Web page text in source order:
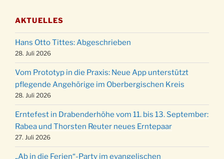
11.12.
Puer-Natus weihnachtliches Brauchtum am
Robert-Gassner-Hof um 17:00 Uhr
19.12.
Kinderbibeltag im Ev. Gemeindehaus von 10-
12 Uhr
20.12.
Weihnachts-Konzert des Honterus Chors in
der Kirche um 17:00 Uhr
24.12.
Familiengottesdienst mit Krippenspiel im Ev.
Gemeindehaus um 15:00 Uhr
24.12. Familiengottesdienst in der FeG um 16 Uhr
24.12.
Weihnachtsgottesdienst in der Kirche um
AKTUELLES
Hans Otto Tittes: Abgeschrieben
28. Juli 2026
Vom Prototyp in die Praxis: Neue App unterstützt
pflegende Angehörige im Oberbergischen Kreis
28. Juli 2026
Erntefest in Drabenderhöhe vom 11. bis 13. September:
Rabea und Thorsten Reuter neues Erntepaar
27. Juli 2026
„Ab in die Ferien“-Party im evangelischen